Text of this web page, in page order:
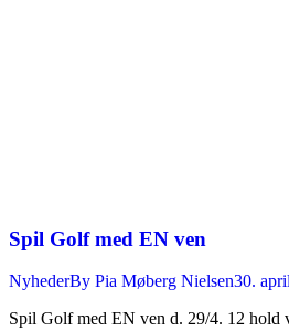
Spil Golf med EN ven
NyhederBy Pia Møberg Nielsen30.
Spil Golf med EN ven d. 29/4. 12 hold